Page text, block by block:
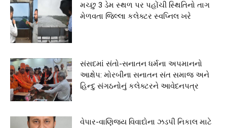
મચ્છુ 3 ડેમ સ્થળ પર પહોંચી સ્થિતિનો તાગ
મેળવતા જિલ્લા કલેક્ટર સ્વપ્નિલ ખરે
સંસદમાં સંતો-સનાતન ધર્મના અપમાનનો
આક્ષેપ: મોરબીના સનાતન સંત સમાજ અને
હિન્દુ સંગઠનોનું કલેક્ટરને આવેદનપત્ર
વેપાર-વાણિજ્ય વિવાદોના ઝડપી નિકાલ માટે